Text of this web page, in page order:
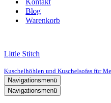
Kontakt
Blog
Warenkorb
Little Stitch
Kuschelhöhlen und Kuschelsofas für
Navigationsmenü
Navigationsmenü